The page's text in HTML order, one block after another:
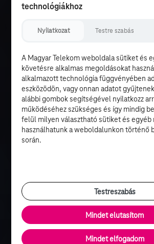
technológiákhoz
Nyilatkozat Testre szabás
A Magyar Telekom weboldala sütiket és
követésre alkalmas megoldásokat
alkalmazott technológia függvényében
eszközödön, vagy onnan adatot
alábbi gombok segítségével nyilatkozz
működéséhez szükséges és így mindig
felül milyen választható sütiket és egyéb
használhatunk a weboldalunkon történő
során.
Testreszabás
Mindet elutasítom
Mindet elfogadom